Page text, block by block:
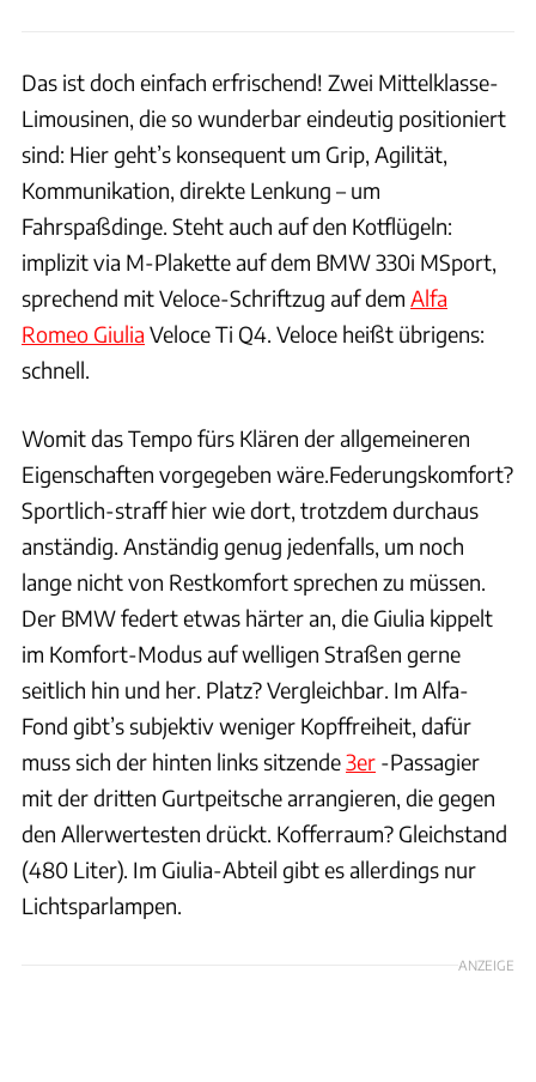
Das ist doch einfach erfrischend! Zwei Mittelklasse-
Limousinen, die so wunderbar eindeutig positioniert
sind: Hier geht’s konsequent um Grip, Agilität,
Kommunikation, direkte Lenkung – um
Fahrspaßdinge. Steht auch auf den Kotflügeln:
implizit via M-Plakette auf dem BMW 330i MSport,
sprechend mit Veloce-Schriftzug auf dem Alfa
Romeo Giulia Veloce Ti Q4. Veloce heißt übrigens:
schnell.
Womit das Tempo fürs Klären der allgemeineren
Eigenschaften vorgegeben wäre.Federungskomfort?
Sportlich-straff hier wie dort, trotzdem durchaus
anständig. Anständig genug jedenfalls, um noch
lange nicht von Restkomfort sprechen zu müssen.
Der BMW federt etwas härter an, die Giulia kippelt
im Komfort-Modus auf welligen Straßen gerne
seitlich hin und her. Platz? Vergleichbar. Im Alfa-
Fond gibt’s subjektiv weniger Kopffreiheit, dafür
muss sich der hinten links sitzende3er -Passagier
mit der dritten Gurtpeitsche arrangieren, die gegen
den Allerwertesten drückt. Kofferraum? Gleichstand
(480 Liter). Im Giulia-Abteil gibt es allerdings nur
Lichtsparlampen.
ANZEIGE